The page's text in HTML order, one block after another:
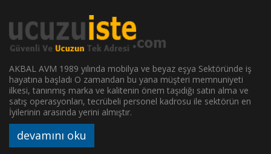
AKBAL AVM 1989 yılında mobilya ve beyaz eşya Sektöründe iş
hayatına başladı O zamandan bu yana müşteri memnuniyeti
ilkesi, tanınmış marka ve kalitenin önem taşıdığı satın alma ve
satış operasyonları, tecrübeli personel kadrosu ile sektörün en
İyilerinin arasında yerini almıştır.
devamını oku